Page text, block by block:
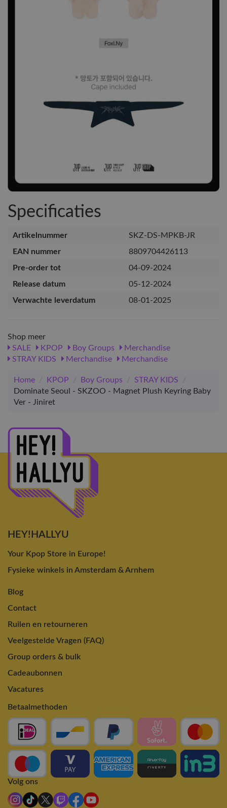
Specificaties
Artikelnummer
SKZ-DS-MPKB-JR
EAN nummer
8809704426113
Pre-order tot
04-09-2024
Release datum
05-12-2024
Verwachte leverdatum
08-01-2025
Shop meer
SALE
KPOP Boy Groups
Merchandise
STRAY KIDS
Merchandise Merchandise
Home / KPOP / Boy Groups / STRAY KIDS
/
Dominate Seoul - SKZOO - Magnet Plush Keyring Baby
Ver - Jiniret
HEY!HALLYU
Your Kpop Store in Europe!
Fysieke winkels in Amsterdam & Arnhem
Blog
Contact
Ruilen en retourneren
Veelgestelde Vragen (FAQ)
Group orders & bulk
Cadeaubonnen
Vacatures
Betaalmethoden
Volg ons